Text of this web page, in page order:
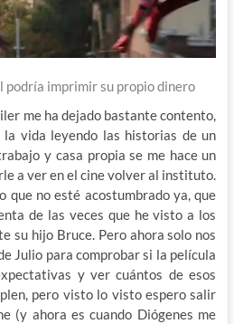
imprimir su propio dinero
me ha dejado bastante contento,
la vida leyendo las historias de un
y casa propia se me hace un
a ver en el cine volver al instituto.
que no esté acostumbrado ya, que
de las veces que he visto a los
su hijo Bruce. Pero ahora solo nos
Julio para comprobar si la película
y ver cuántos de esos
pero visto lo visto espero salir
(y ahora es cuando Diógenes me